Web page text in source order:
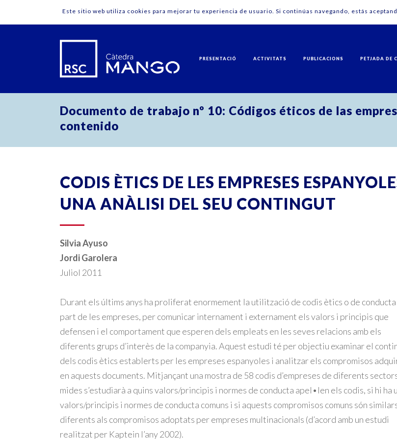
PRESENTACIÓ ACTIVITATS PUBLICACIONS PETJADA DE
Documento de trabajo nº 10: Códigos éticos de las
contenido
CODIS ÈTICS DE LES EMPRESES
UNA ANÀLISI DEL SEU CONTINGUT
Silvia Ayuso
Jordi Garolera
Juliol 2011
Durant els últims anys ha proliferat enormement la utilització de codis ètics o de
part de les empreses, per comunicar internament i externament els valors i principis que
defensen i el comportament que esperen dels empleats en les seves relacions amb els
diferents grups d’interès de la companyia. Aquest estudi té per objectiu examinar el
dels codis ètics establerts per les empreses espanyoles i analitzar els compromisos
en aquests documents. Mitjançant una mostra de 58 codis d’empreses de diferents
mides s’estudiarà a quins valors/principis i normes de conducta apel•len els codis, si hi ha
valors/principis i normes de conducta comuns i si aquests compromisos comuns són
diferents als compromisos adoptats per empreses multinacionals (d’acord amb un estudi
realitzat per Kaptein l’any 2002).
Este sitio web utiliza cookies para mejorar tu experiencia de usuario. Si continúas navegando, estás